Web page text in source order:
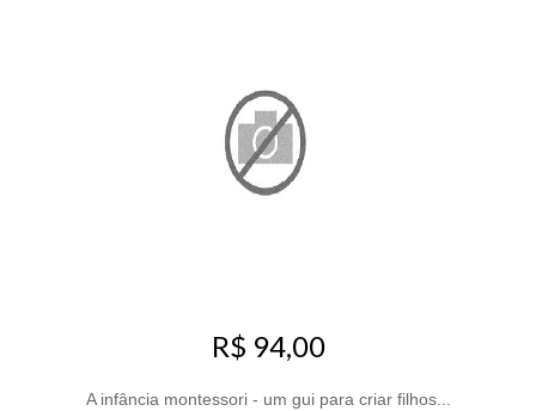
R$ 94,00
A infância montessori - um gui para criar filhos...